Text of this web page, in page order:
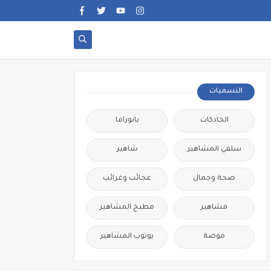
التسميات
الحادكات بانوراما
سلفي المشاهير شاهير
صحة وجمال عجائب وغرائب
مشاهير مطبخ المشاهير
موضة يوتوب المشاهير